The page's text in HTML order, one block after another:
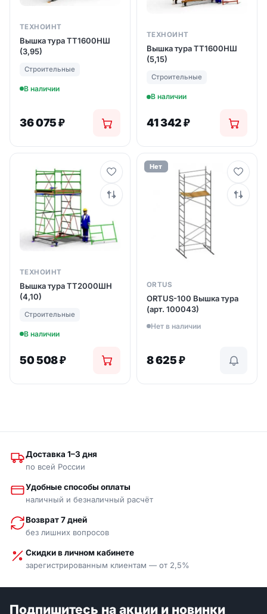
ТЕХНОИНТ
Вышка тура ТТ1600НШ
(3,95)
Строительные
В наличии
36 075₽
ТЕХНОИНТ
Вышка тура ТТ1600НШ
(5,15)
Строительные
В наличии
41 342₽
ТЕХНОИНТ
Вышка тура ТТ2000ШН
(4,10)
Строительные
В наличии
50 508₽
Нет
ORTUS
ORTUS-100 Вышка тура
(арт. 100043)
Нет в наличии
8 625₽
Доставка 1–3 дня
по всей России
Удобные способы оплаты
наличный и безналичный расчёт
Возврат 7 дней
без лишних вопросов
Скидки в личном кабинете
зарегистрированным клиентам — от 2,5%
Подпишитесь на акции и новинки